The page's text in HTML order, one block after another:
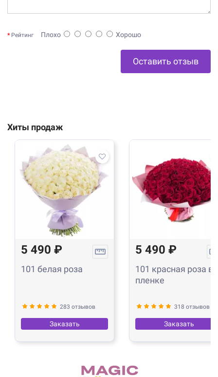
Рейтинг Плохо Хорошо
Оставить отзыв
Хиты продаж
5 490 ₽
101 белая роза
283 отзывов
Заказать
5 490 ₽
101 красная роза в
пленке
318 отзывов
Заказать